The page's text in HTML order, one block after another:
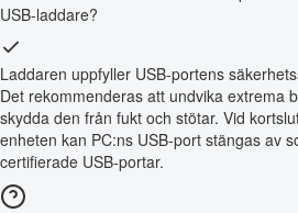
USB-laddare?
Laddaren uppfyller USB-portens
Det rekommenderas att undvika extrema
skydda den från fukt och stötar. Vid
enheten kan PC:ns USB-port stängas av
certifierade USB-portar.